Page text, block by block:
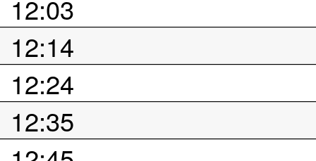
12:03
12:14
12:24
12:35